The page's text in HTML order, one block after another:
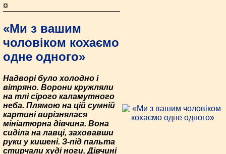
¤
«Ми з вашим
чоловіком кохаємо
одне одного»
Надворі було холодно і
вітряно. Ворони кружляли
на тлі сірого каламутного
неба. Плямою на цій сумній
картині вирізнялася
мініатюрна дівчина. Вона
сиділа на лавці, заховавши
руки у кишені. З-під пальта
стирчали худі ноги. Дівчині